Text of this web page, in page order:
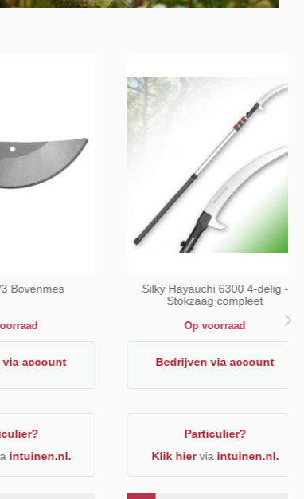
mycorrhiza
Genoxone ZX Luxan 250ml -
hardnekkige onkruiden
Op voorraad
Bedrijvenvia account
Particulier?
Klik hierviaintuinen.nl.